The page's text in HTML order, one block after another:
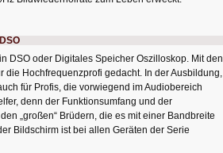
DSO oder Digitales Speicher Oszilloskop. Mit den
die Hochfrequenzprofi gedacht. In der Ausbildung,
für Profis, die vorwiegend im Audiobereich
denn der Funktionsumfang und der
„großen“ Brüdern, die es mit einer Bandbreite
Bildschirm ist bei allen Geräten der Serie